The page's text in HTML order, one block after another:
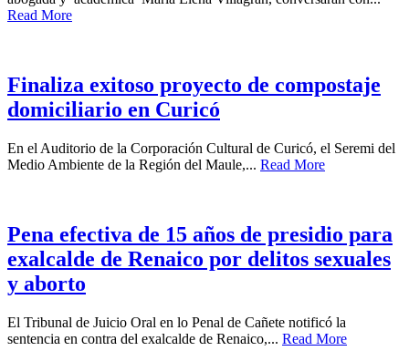
Read More
Finaliza exitoso proyecto de compostaje
domiciliario en Curicó
En el Auditorio de la Corporación Cultural de Curicó, el Seremi del
Medio Ambiente de la Región del Maule,... Read More
Pena efectiva de 15 años de presidio para
exalcalde de Renaico por delitos sexuales
y aborto
El Tribunal de Juicio Oral en lo Penal de Cañete notificó la
sentencia en contra del exalcalde de Renaico,... Read More